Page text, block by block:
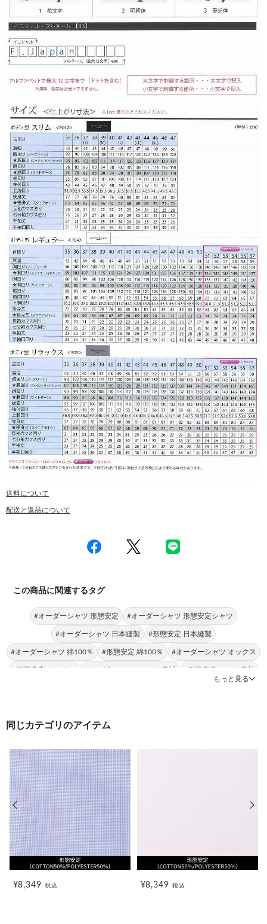
送料について
配送と返品について
この商品に関連するタグ
#オーダーシャツ 形態安定 #オーダーシャツ 形態安定シャツ
#オーダーシャツ 日本縫製 #形態安定 日本縫製
#オーダーシャツ 綿100％ #形態安定 綿100％ #オーダーシャツ オックス
#形態安定 オックス #オーダーシャツ ニット素材
#形態安定 ニット素材
もっと見る
同じカテゴリのアイテム
¥8,349税込 ¥8,349税込
前の画像 次の